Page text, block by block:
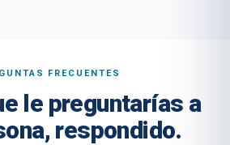
FRECUENTES
le preguntarías a
respondido.